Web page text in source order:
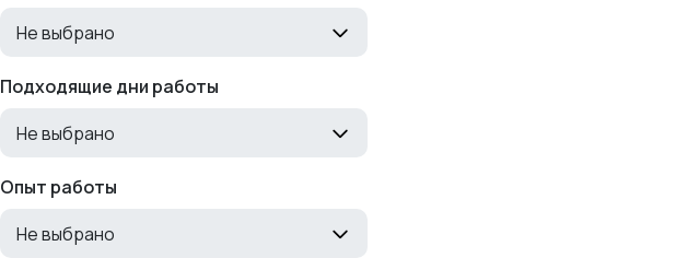
Не выбрано
Подходящие дни работы
Не выбрано
Опыт работы
Не выбрано